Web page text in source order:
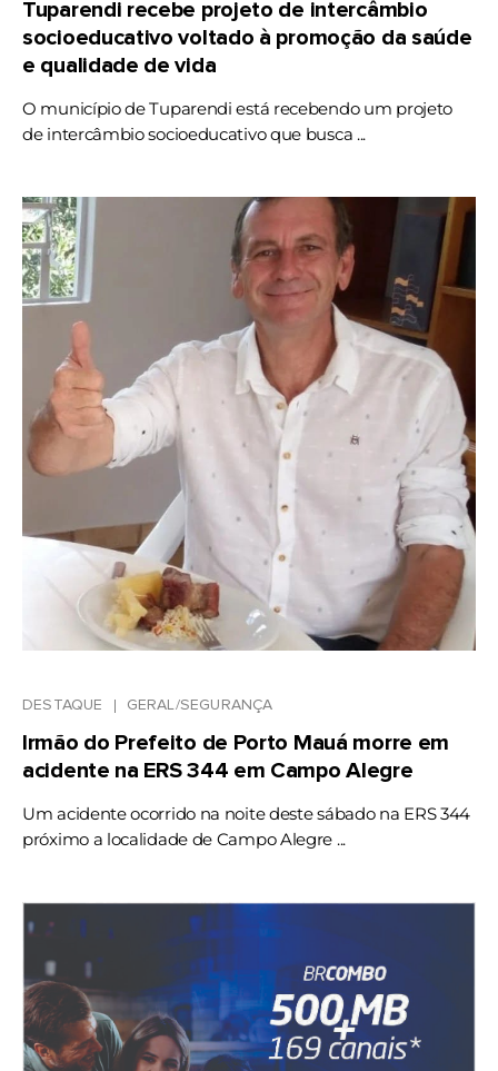
Tuparendi recebe projeto de intercâmbio
socioeducativo voltado à promoção da saúde
e qualidade de vida
O município de Tuparendi está recebendo um projeto
de intercâmbio socioeducativo que busca ...
DESTAQUE GERAL/SEGURANÇA
Irmão do Prefeito de Porto Mauá morre em
acidente na ERS 344 em Campo Alegre
Um acidente ocorrido na noite deste sábado na ERS 344
próximo a localidade de Campo Alegre ...